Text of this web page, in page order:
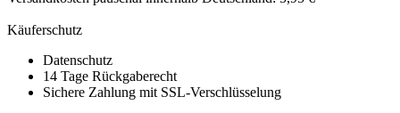
Käuferschutz
Datenschutz
14 Tage Rückgaberecht
Sichere Zahlung mit SSL-Verschlüsselung